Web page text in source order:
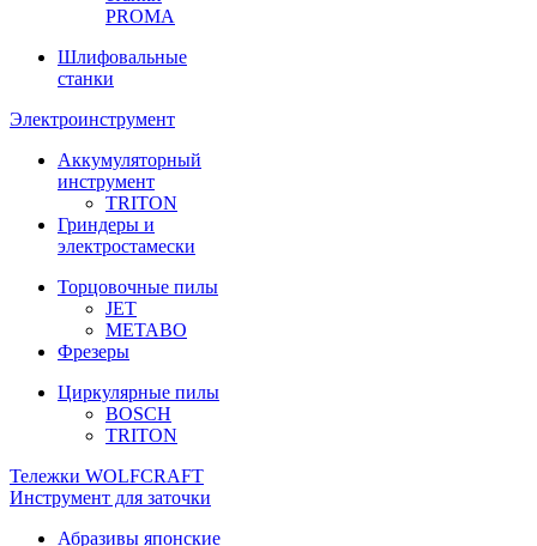
PROMA
Шлифовальные
станки
Электроинструмент
Аккумуляторный
инструмент
TRITON
Гриндеры и
электростамески
Торцовочные пилы
JET
METABO
Фрезеры
Циркулярные пилы
BOSCH
TRITON
Тележки WOLFCRAFT
Инструмент для заточки
Абразивы японские